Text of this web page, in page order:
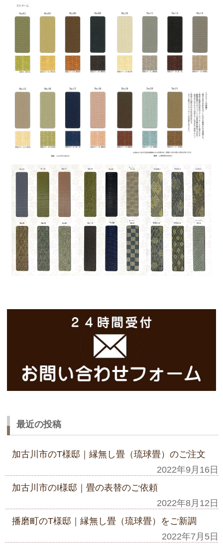
最近の投稿
加古川市のT様邸｜縁無し畳（琉球畳）のご注文
2022年9月16日
加古川市のI様邸｜畳の表替のご依頼
2022年8月12日
播磨町のT様邸｜縁無し畳（琉球畳）をご新調
2022年7月5日